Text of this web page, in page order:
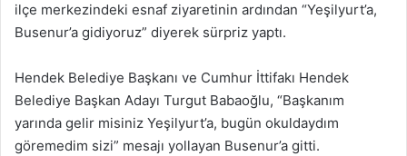
ilçe merkezindeki esnaf ziyaretinin ardından “Yeşilyurt’a,
Busenur’a gidiyoruz” diyerek sürpriz yaptı.
Hendek Belediye Başkanı ve Cumhur İttifakı Hendek
Belediye Başkan Adayı Turgut Babaoğlu, “Başkanım
yarında gelir misiniz Yeşilyurt’a, bugün okuldaydım
göremedim sizi” mesajı yollayan Busenur’a gitti.